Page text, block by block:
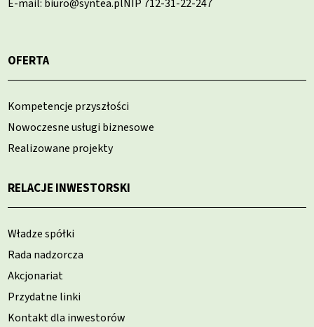
E-mail: biuro@syntea.plNIP 712-31-22-247
OFERTA
Kompetencje przyszłości
Nowoczesne usługi biznesowe
Realizowane projekty
RELACJE INWESTORSKI
Władze spółki
Rada nadzorcza
Akcjonariat
Przydatne linki
Kontakt dla inwestorów